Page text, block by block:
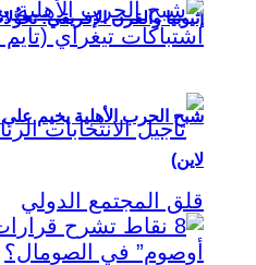
إثيوبيا والقرن الإفريقي:
شبح الحرب الأهلية يخيم على
لاين)